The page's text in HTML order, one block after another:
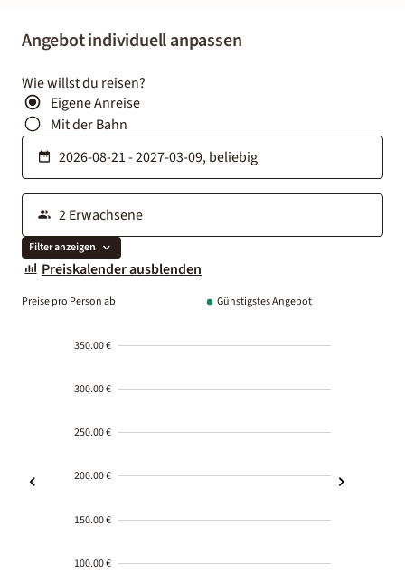
Angebot individuell anpassen
Wie willst du reisen?
Eigene Anreise
Mit der Bahn
Filter anzeigen
Preiskalender ausblenden
Preise pro Person ab Günstigstes Angebot
350.00 €
300.00 €
250.00 €
200.00 €
150.00 €
100.00 €